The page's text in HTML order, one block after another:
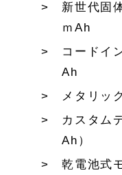
新世代固
ｍAh
コードイ
Ah
メタリッ
カスタム
Ah）
乾電池式